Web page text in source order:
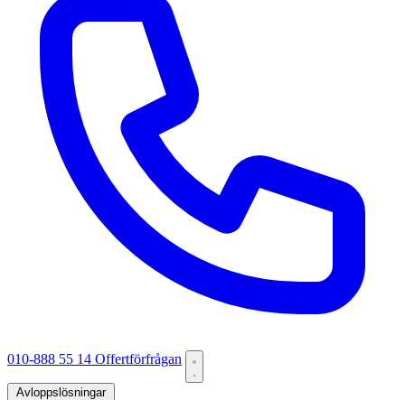
010-888 55 14 Offertförfrågan
Avloppslösningar